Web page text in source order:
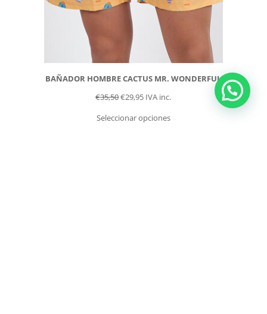
BAÑADOR HOMBRE CACTUS MR. WONDERFUL
€35,50€29,95 IVA inc.
Seleccionar opciones